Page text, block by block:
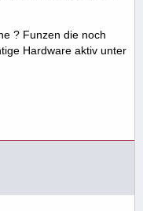
? Funzen die noch
Hardware aktiv unter